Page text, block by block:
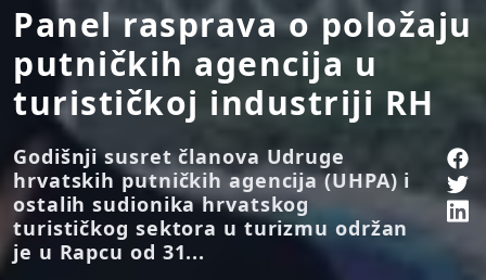
Panel rasprava o položaju
putničkih agencija u
turističkoj industriji RH
Godišnji susret članova Udruge
hrvatskih putničkih agencija (UHPA) i
ostalih sudionika hrvatskog
turističkog sektora u turizmu održan
je u Rapcu od 31...